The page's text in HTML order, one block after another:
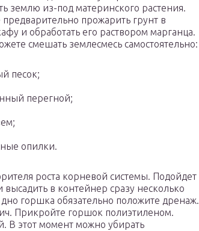
землю из-под материнского растения.
предварительно прожарить грунт в
и обработать его раствором марганца.
смешать землесмесь самостоятельно:
песок;
перегной;
опилки.
роста корневой системы. Подойдет
в контейнер сразу несколько
горшка обязательно положите дренаж.
Прикройте горшок полиэтиленом.
В этот момент можно убирать